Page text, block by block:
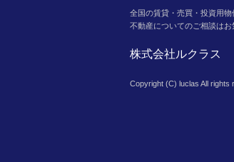
全国の賃貸・売買・投資用物
不動産についてのご相談はお
株式会社ルクラス
Copyright (C) luclas All rights